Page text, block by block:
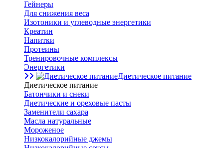
Гейнеры
Для снижения веса
Изотоники и углеводные энергетики
Креатин
Напитки
Протеины
Тренировочные комплексы
Энергетики
Диетическое питание
Диетическое питание
Батончики и снеки
Диетические и ореховые пасты
Заменители сахара
Масла натуральные
Мороженое
Низкокалорийные джемы